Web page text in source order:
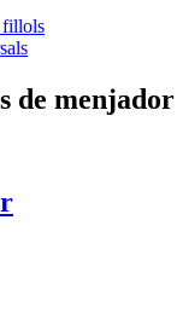
fillols
de menjador